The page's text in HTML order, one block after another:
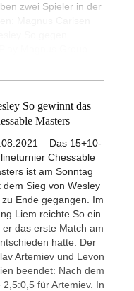
zwei Spieler in der
So gewinnt das
Masters
– Das 15+10-
Chessable
ist am Sonntag
dem Sieg von Wesley
zu Ende gegangen. Im
Liem reichte So ein
das erste Match am
hatte. Der
Artemiev und Levon
beendet: Nach dem
für Artemiev. In